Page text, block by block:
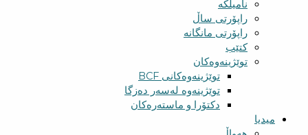
نامیلکە
راپۆرتی ساڵ
راپۆرتی مانگانە
کتێب
توێژینەوەکان
توێژینەوەکانی BCF​
توێژینەوە لەسەر دەزگا
دکتۆرا و ماستەرەکان
میدیا